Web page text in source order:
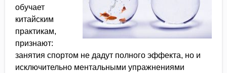
обучает
китайским
практикам,
признают:
занятия спортом не дадут полного эффекта, но и
исключительно ментальными упражнениями